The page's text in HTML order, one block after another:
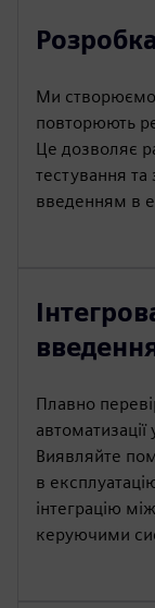
Ми створюємо
повторюють
Це дозволяє
тестування
введенням в
Плавно
Виявляйте
в
інтеграцію
керуючими